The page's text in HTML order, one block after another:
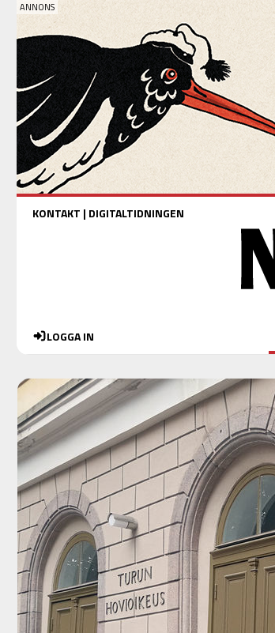
KONTAKT | DIGITALTIDNINGEN
LOGGA IN